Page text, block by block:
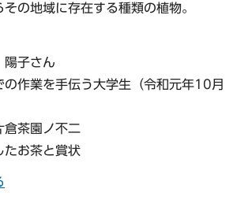
の地域に存在する種類の植物。
陽子さん
の作業を手伝う大学生（令和元年10月
倉茶園ノ不二
たお茶と賞状